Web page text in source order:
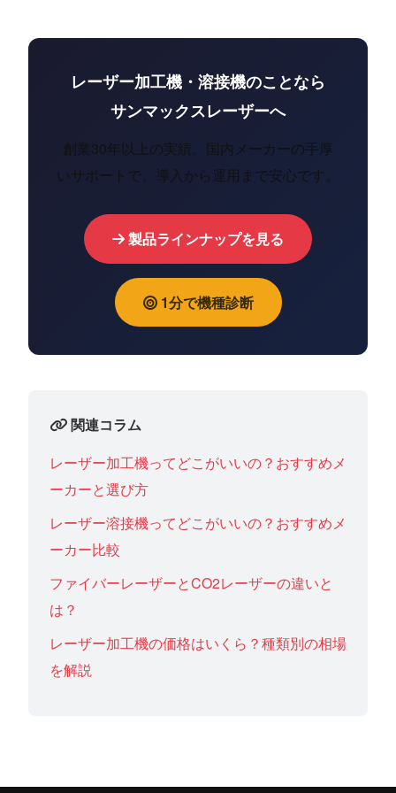
レーザー加工機・溶接機のことなら
サンマックスレーザーへ
創業30年以上の実績。国内メーカーの手厚
いサポートで、導入から運用まで安心です。
製品ラインナップを見る
1分で機種診断
関連コラム
レーザー加工機ってどこがいいの？おすすめメ
ーカーと選び方
レーザー溶接機ってどこがいいの？おすすめメ
ーカー比較
ファイバーレーザーとCO2レーザーの違いと
は？
レーザー加工機の価格はいくら？種類別の相場
を解説